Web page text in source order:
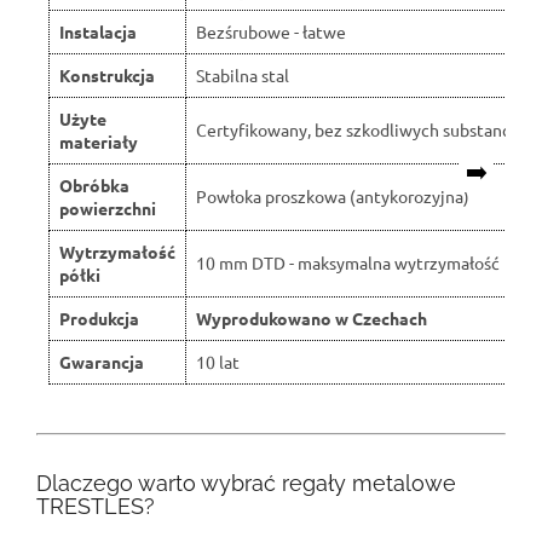
➡️
Instalacja
Bezśrubowe - łatwe
Konstrukcja
Stabilna stal
Użyte
materiały
Certyfikowany, bez szkodliwych substancji
Obróbka
powierzchni
Powłoka proszkowa (antykorozyjna)
Wytrzymałość
półki
10 mm DTD - maksymalna wytrzymałość
Produkcja
Wyprodukowano w Czechach
Gwarancja
10 lat
Dlaczego warto wybrać regały metalowe
TRESTLES?